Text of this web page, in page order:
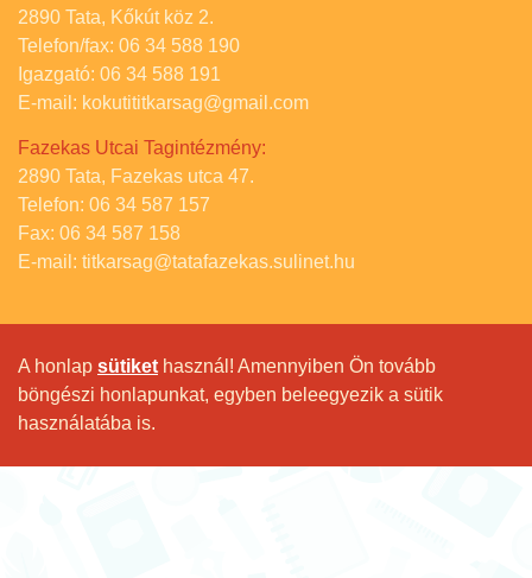
2890 Tata, Kőkút köz 2.
Telefon/fax: 06 34 588 190
Igazgató: 06 34 588 191
E-mail: kokutititkarsag@gmail.com
Fazekas Utcai Tagintézmény:
2890 Tata, Fazekas utca 47.
Telefon: 06 34 587 157
Fax: 06 34 587 158
E-mail: titkarsag@tatafazekas.sulinet.hu
A honlap sütiket használ! Amennyiben Ön tovább
böngészi honlapunkat, egyben beleegyezik a sütik
használatába is.